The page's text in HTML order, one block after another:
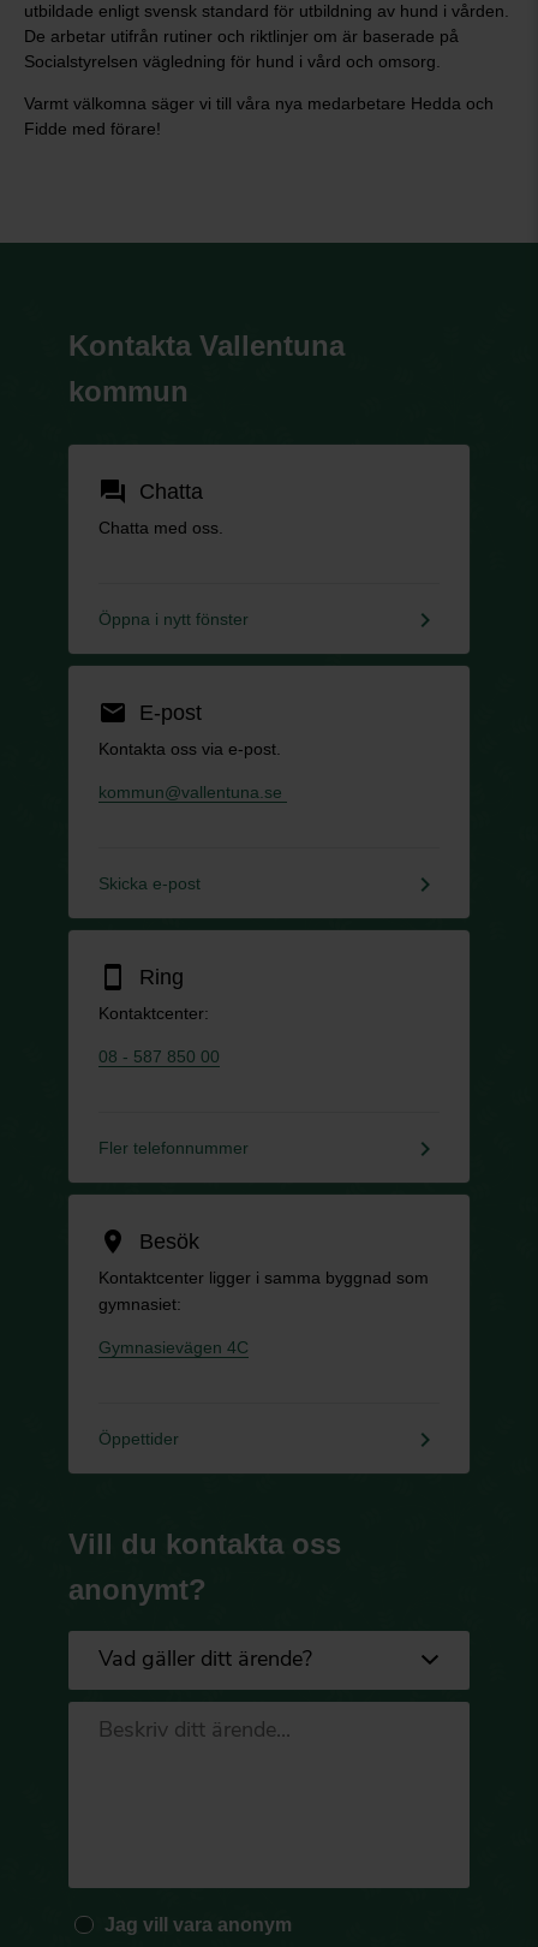
utbildade enligt svensk standard för utbildning av hund i vården.
De arbetar utifrån rutiner och riktlinjer om är baserade på
Socialstyrelsen vägledning för hund i vård och omsorg.
Varmt välkomna säger vi till våra nya medarbetare Hedda och
Fidde med förare!
Kontakta Vallentuna
kommun
forum Chatta
Chatta med oss.
Öppna i nytt fönster keyboard_arrow_right
email E-post
Kontakta oss via e-post.
kommun@vallentuna.se
Skicka e-post keyboard_arrow_right
smartphone Ring
Kontaktcenter:
08 - 587 850 00
Fler telefonnummer keyboard_arrow_right
location_on Besök
Kontaktcenter ligger i samma byggnad som
gymnasiet:
Gymnasievägen 4C
Öppettider keyboard_arrow_right
Vill du kontakta oss
anonymt?
Jag vill vara anonym